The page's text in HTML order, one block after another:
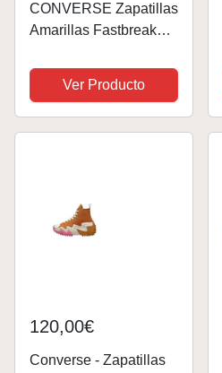
CONVERSE Zapatillas
Amarillas Fastbreak
Ver Producto
120,00€
Converse - Zapatillas